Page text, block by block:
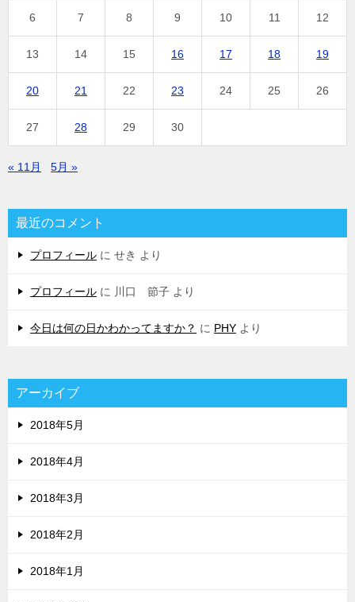
6 7 8 9 10 11 12
13 14 15 16 17 18 19
20 21 22 23 24 25 26
27 28 29 30
« 11月 5月 »
最近のコメント
プロフィール に せき より
プロフィール に 川口 節子 より
今日は何の日かわかってますか？ に PHY より
アーカイブ
2018年5月
2018年4月
2018年3月
2018年2月
2018年1月